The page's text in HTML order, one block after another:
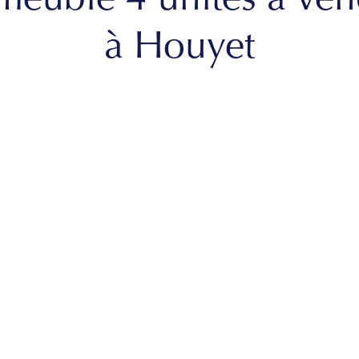
à Houyet